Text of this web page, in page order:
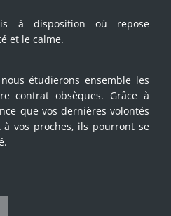
à disposition où repose
et le calme.
étudierons ensemble les
contrat obsèques. Grâce à
que vos dernières volontés
à vos proches, ils pourront se